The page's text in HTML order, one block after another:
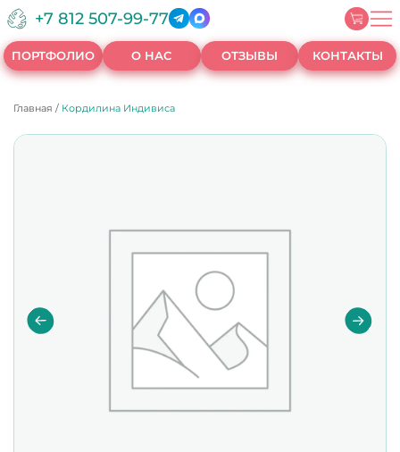
+7 812 507-99-77
ПОРТФОЛИО О НАС ОТЗЫВЫ КОНТАКТЫ
Главная / Кордилина Индивиса